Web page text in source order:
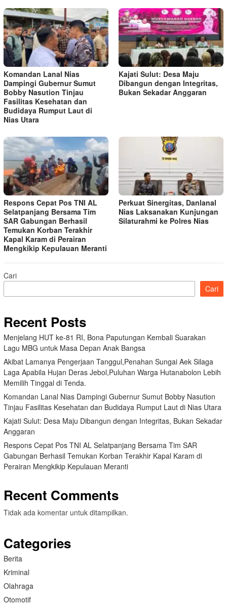
Komandan Lanal Nias
Dampingi Gubernur Sumut
Bobby Nasution Tinjau
Fasilitas Kesehatan dan
Budidaya Rumput Laut di
Nias Utara
Kajati Sulut: Desa Maju
Dibangun dengan Integritas,
Bukan Sekadar Anggaran
Respons Cepat Pos TNI AL
Selatpanjang Bersama Tim
SAR Gabungan Berhasil
Temukan Korban Terakhir
Kapal Karam di Perairan
Mengkikip Kepulauan Meranti
Perkuat Sinergitas, Danlanal
Nias Laksanakan Kunjungan
Silaturahmi ke Polres Nias
Cari
Cari
Recent Posts
Menjelang HUT ke-81 RI, Bona Paputungan Kembali Suarakan
Lagu MBG untuk Masa Depan Anak Bangsa
Akibat Lamanya Pengerjaan Tanggul,Penahan Sungai Aek Silaga
Laga Apabila Hujan Deras Jebol,Puluhan Warga Hutanabolon Lebih
Memilih Tinggal di Tenda.
Komandan Lanal Nias Dampingi Gubernur Sumut Bobby Nasution
Tinjau Fasilitas Kesehatan dan Budidaya Rumput Laut di Nias Utara
Kajati Sulut: Desa Maju Dibangun dengan Integritas, Bukan Sekadar
Anggaran
Respons Cepat Pos TNI AL Selatpanjang Bersama Tim SAR
Gabungan Berhasil Temukan Korban Terakhir Kapal Karam di
Perairan Mengkikip Kepulauan Meranti
Recent Comments
Tidak ada komentar untuk ditampilkan.
Categories
Berita
Kriminal
Olahraga
Otomotif